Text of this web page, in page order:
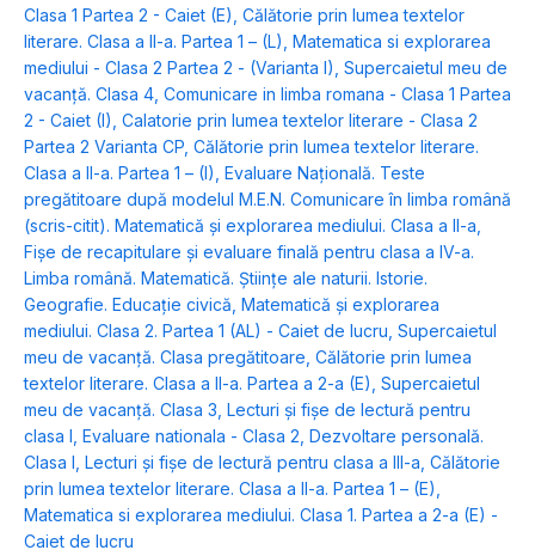
Clasa 1 Partea 2 - Caiet (E) Călătorie prin lumea textelor
literare. Clasa a II-a. Partea 1 – (L) Matematica si explorarea
mediului - Clasa 2 Partea 2 - (Varianta I) Supercaietul meu de
vacanţă. Clasa 4 Comunicare in limba romana - Clasa 1 Partea
2 - Caiet (I) Calatorie prin lumea textelor literare - Clasa 2
Partea 2 Varianta CP Călătorie prin lumea textelor literare.
Clasa a II-a. Partea 1 – (I) Evaluare Naţională. Teste
pregătitoare după modelul M.E.N. Comunicare în limba română
(scris-citit). Matematică și explorarea mediului. Clasa a II-a
Fişe de recapitulare şi evaluare finală pentru clasa a IV-a.
Limba română. Matematică. Ştiinţe ale naturii. Istorie.
Geografie. Educaţie civică Matematică și explorarea
mediului. Clasa 2. Partea 1 (AL) - Caiet de lucru Supercaietul
meu de vacanță. Clasa pregătitoare Călătorie prin lumea
textelor literare. Clasa a II-a. Partea a 2-a (E) Supercaietul
meu de vacanță. Clasa 3 Lecturi şi fişe de lectură pentru
clasa I Evaluare nationala - Clasa 2 Dezvoltare personală.
Clasa I Lecturi şi fişe de lectură pentru clasa a III-a Călătorie
prin lumea textelor literare. Clasa a II-a. Partea 1 – (E)
Matematica si explorarea mediului. Clasa 1. Partea a 2-a (E) -
Caiet de lucru